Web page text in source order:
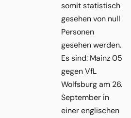
somit statistisch
gesehen von null
Personen
gesehen werden.
Es sind: Mainz 05
gegen VfL
Wolfsburg am 26.
September in
einer englischen